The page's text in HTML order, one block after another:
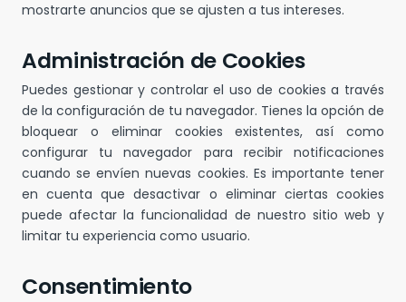
mostrarte anuncios que se ajusten a tus intereses.
Administración de Cookies
Puedes gestionar y controlar el uso de cookies a través
de la configuración de tu navegador. Tienes la opción de
bloquear o eliminar cookies existentes, así como
configurar tu navegador para recibir notificaciones
cuando se envíen nuevas cookies. Es importante tener
en cuenta que desactivar o eliminar ciertas cookies
puede afectar la funcionalidad de nuestro sitio web y
limitar tu experiencia como usuario.
Consentimiento